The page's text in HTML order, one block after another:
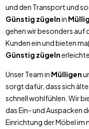
und den Transport und
Günstig zügelnin
gehen wir besonders auf
Kunden ein und bieten
Günstig zügeln
Unser Team in Mülligen
sorgt dafür, dass sich
schnell wohlfühlen. Wir
das Ein- und Auspacken
Einrichtung der Möbel im